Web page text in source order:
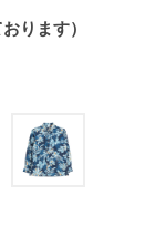
ります）